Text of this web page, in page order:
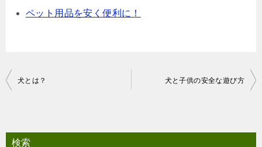
ペット用品を安く便利に！
投
ビ
犬とは？ 犬と子供の安全な遊び方
検索